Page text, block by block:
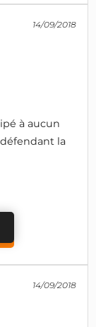
14/09/2018
à aucun
la
14/09/2018